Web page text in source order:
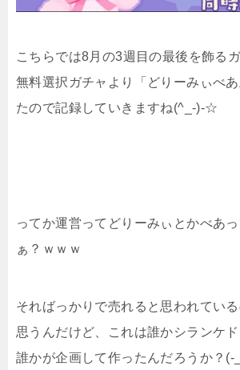
こちらでは8月の3週目の最後を飾る
無料選択ガチャより「どりーみぃべ
たので記録していきますね(^_-)-☆
ってか運営ってどりーみぃとかべあ
ぁ？ｗｗｗ
そればっかりで売れると思われてい
思うんだけど、これは誰かシランケ
誰かが企画して作ったんだろうか？(-